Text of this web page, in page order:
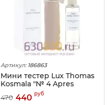
Артикул: 186863
Мини тестер Lux Thomas
Kosmala "№ 4 Apres
L'Amour" EDP 40 ml
470 440 руб